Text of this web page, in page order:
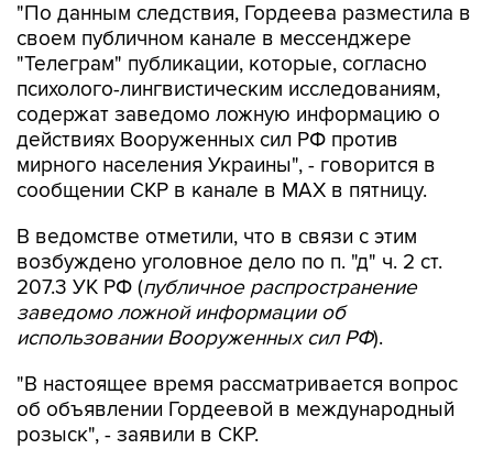
"По данным следствия, Гордеева разместила в
своем публичном канале в мессенджере
"Телеграм" публикации, которые, согласно
психолого-лингвистическим исследованиям,
содержат заведомо ложную информацию о
действиях Вооруженных сил РФ против
мирного населения Украины", - говорится в
сообщении СКР в канале в MAX в пятницу.
В ведомстве отметили, что в связи с этим
возбуждено уголовное дело по п. "д" ч. 2 ст.
207.3 УК РФ (публичное распространение
заведомо ложной информации об
использовании Вооруженных сил РФ).
"В настоящее время рассматривается вопрос
об объявлении Гордеевой в международный
розыск", - заявили в СКР.